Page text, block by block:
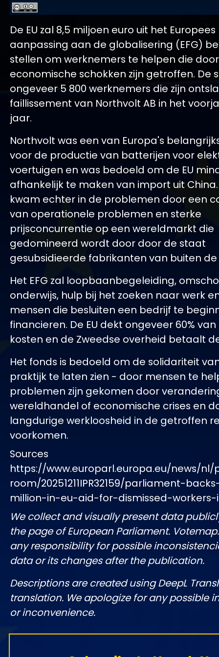
De EU zal 8,5 miljoen euro uit het
aanpassing aan de globalisering (EFG)
stellen om werknemers te helpen die
economische schokken zijn getroffen. De
ongeveer 5 800 werknemers die zijn
faillissement van Northvolt AB in het
jaar.
Northvolt was een van Europa's
voor de productie van batterijen voor
voertuigen en was bedoeld om de EU
afhankelijk te maken van import uit
kwam echter in de problemen door een
van operationele problemen en sterke
prijsconcurrentie op een wereldmarkt die
gedomineerd wordt door door de staat
gesubsidieerde fabrikanten van buiten de
Het EFG zal loopbaanbegeleiding,
onderwijs, hulp bij het zoeken naar werk
mensen die besluiten een bedrijf te
financieren. De EU dekt ongeveer 60%
kosten en de Zweedse overheid betaalt
Het fonds is bedoeld om de solidariteit
praktijk te laten zien - door mensen te
problemen zijn gekomen door
wereldhandel of economische crises en
langdurige werkloosheid in de getroffen
voorkomen.
Sources
https://www.europarl.europa.eu/news/nl/
room/20251211IPR32159/parliament-
million-in-eu-aid-for-dismissed-
We collect and visually present data
the page of European Parliament.
any responsibility for possible
data or its changes after the publication.
Descriptions are created using DeepL
translation. We apologize for any possible
or inconvenience.